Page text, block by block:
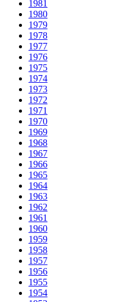
1981
1980
1979
1978
1977
1976
1975
1974
1973
1972
1971
1970
1969
1968
1967
1966
1965
1964
1963
1962
1961
1960
1959
1958
1957
1956
1955
1954